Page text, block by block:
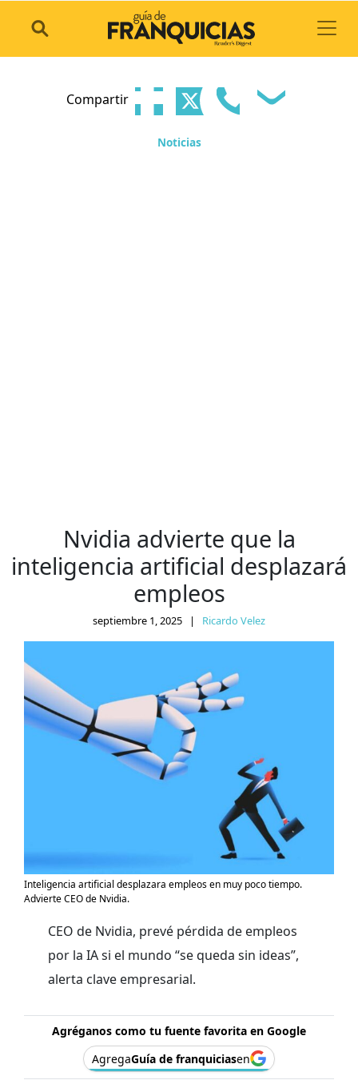
Compartir
Noticias
Nvidia advierte que la
inteligencia artificial desplazará
empleos
septiembre 1, 2025 | Ricardo Velez
Inteligencia artificial desplazara empleos en muy poco tiempo.
Advierte CEO de Nvidia.
CEO de Nvidia, prevé pérdida de empleos
por la IA si el mundo “se queda sin ideas”,
alerta clave empresarial.
Agréganos como tu fuente favorita en Google
AgregaGuía de franquiciasen